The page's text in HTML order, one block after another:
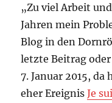
„Zu viel Arbeit
Jahren mein
Blog in den
letzte Beitrag
7. Januar 2015, da
eher EreignisJe